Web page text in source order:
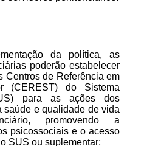
da política, as
poderão estabelecer
Centros de Referência em
(CEREST) do Sistema
para as ações dos
saúde e qualidade de vida
promovendo a
psicossociais e o acesso
SUS ou suplementar;